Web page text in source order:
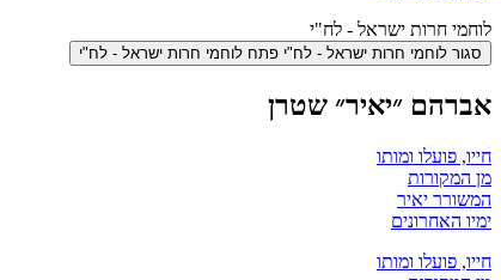
לוחמי חרות ישראל - לח"י
סגור לוחמי חרות ישראל - לח"י פתח לוחמי חרות ישראל - לח"י
אברהם ״יאיר״ שטרן
חייו, פועלו ומותו
מן המקורות
המשורר יאיר
ימיו האחרונים
חייו, פועלו ומותו